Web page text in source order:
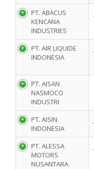
PT. ABACUS
KENCANA
INDUSTRIES
PT. AIR LIQUIDE
INDONESIA
PT. AISAN
NASMOCO
INDUSTRI
PT. AISIN
INDONESIA
PT. ALESSA
MOTORS
NUSANTARA